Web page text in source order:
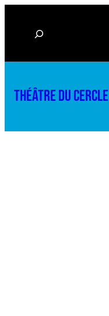
Rechercher
THÉÂTRE DU CERCLE